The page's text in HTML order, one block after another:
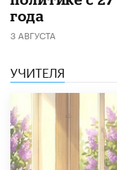
года
3 АВГУСТА
УЧИТЕЛЯ